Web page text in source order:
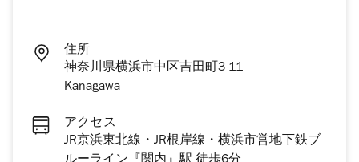
住所
神奈川県横浜市中区吉田町3-11
Kanagawa
アクセス
JR京浜東北線・JR根岸線・横浜市営地下鉄ブ